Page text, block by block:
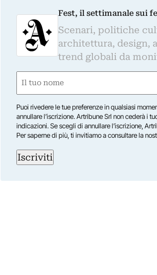
Fest, il settimanale sui
Scenari, politiche
architettura, design,
trend globali da
Nome
First
Puoi rivedere le tue preferenze in qualsiasi
annullare l’iscrizione. Artribune Srl non cederà i
indicazioni. Se scegli di annullare l’iscrizione,
Per saperne di più, ti invitiamo a consultare la
Iscriviti